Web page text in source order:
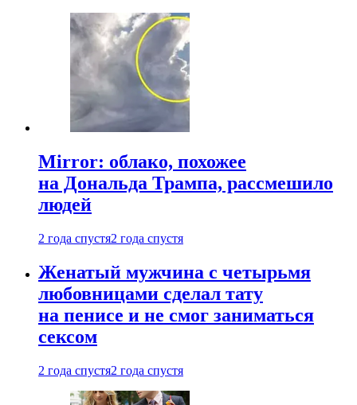
Mirror: облако, похожее
на Дональда Трампа, рассмешило
людей
2 года спустя2 года спустя
Женатый мужчина с четырьмя
любовницами сделал тату
на пенисе и не смог заниматься
сексом
2 года спустя2 года спустя